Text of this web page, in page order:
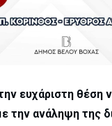
ευχάριστη θέση
την ανάληψη της